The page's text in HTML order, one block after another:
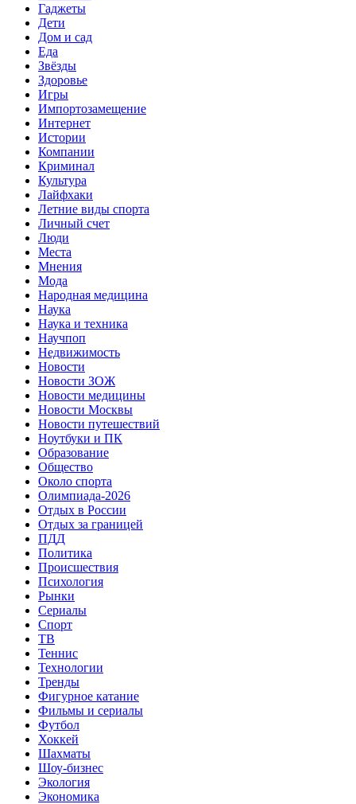
Гаджеты
Дети
Дом и сад
Еда
Звёзды
Здоровье
Игры
Импортозамещение
Интернет
Истории
Компании
Криминал
Культура
Лайфхаки
Летние виды спорта
Личный счет
Люди
Места
Мнения
Мода
Народная медицина
Наука
Наука и техника
Научпоп
Недвижимость
Новости
Новости ЗОЖ
Новости медицины
Новости Москвы
Новости путешествий
Ноутбуки и ПК
Образование
Общество
Около спорта
Олимпиада-2026
Отдых в России
Отдых за границей
ПДД
Политика
Происшествия
Психология
Рынки
Сериалы
Спорт
ТВ
Теннис
Технологии
Тренды
Фигурное катание
Фильмы и сериалы
Футбол
Хоккей
Шахматы
Шоу-бизнес
Экология
Экономика